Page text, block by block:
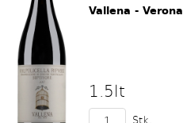
Vallena - Verona
1.5lt
Stk.